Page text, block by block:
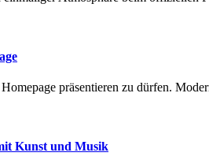
präsentieren zu dürfen.
Kunst und Musik